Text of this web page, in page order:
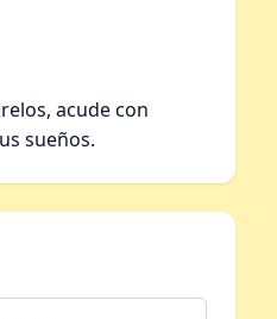
acude con
sueños.